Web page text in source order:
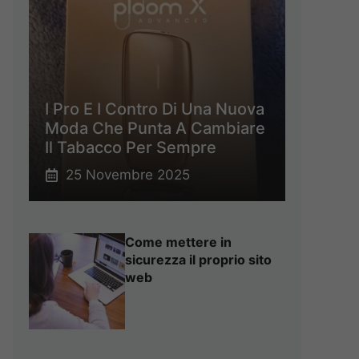
I Pro E I Contro Di Una Nuova
Moda Che Punta A Cambiare
Il Tabacco Per Sempre
25 Novembre 2025
Come mettere in
sicurezza il proprio sito
web